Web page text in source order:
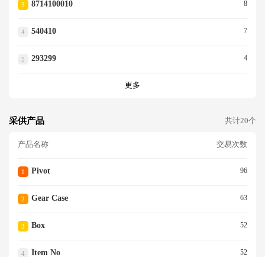
3 8714100010 8
4 540410 7
5 293299 4
更多
采供产品 共计20个
产品名称 交易次数
1 Pivot 96
2 Gear Case 63
3 Box 52
4 Item No 52